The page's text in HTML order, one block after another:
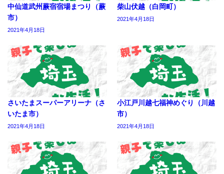
中仙道武州蕨宿宿場まつり（蕨
市）
2021年4月18日
柴山伏越（白岡町）
2021年4月18日
さいたまスーパーアリーナ（さ
いたま市）
2021年4月18日
小江戸川越七福神めぐり（川越
市）
2021年4月18日